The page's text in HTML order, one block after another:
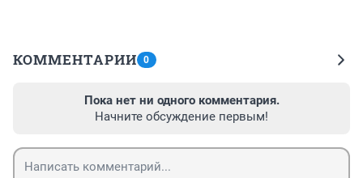
КОММЕНТАРИИ 0
Пока нет ни одного комментария.
Начните обсуждение первым!